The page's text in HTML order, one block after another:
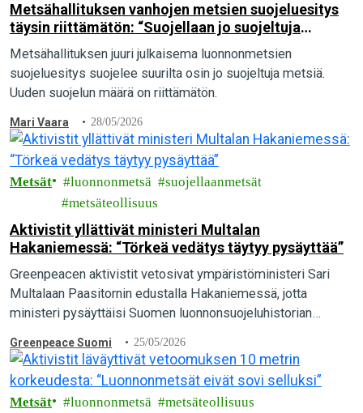
Metsähallituksen vanhojen metsien suojeluesitys
täysin riittämätön: “Suojellaan jo suojeltuja
metsiä”
Metsähallituksen juuri julkaisema luonnonmetsien
suojeluesitys suojelee suurilta osin jo suojeltuja metsiä.
Uuden suojelun määrä on riittämätön.
Mari Vaara 28/05/2026
Metsät luonnonmetsä
suojellaanmetsät
metsäteollisuus
Aktivistit yllättivät ministeri Multalan
Hakaniemessä: “Törkeä vedätys täytyy pysäyttää”
Greenpeacen aktivistit vetosivat ympäristöministeri Sari
Multalaan Paasitornin edustalla Hakaniemessä, jotta
ministeri pysäyttäisi Suomen luonnonsuojeluhistorian
metsätalousministeriön valmistelema törkeä vedätys täytyy
pysäyttää. Ympäristöministeri Sari Multalalla…
Greenpeace Suomi 25/05/2026
Metsät luonnonmetsä
metsäteollisuus